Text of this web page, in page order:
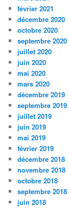
février 2021
décembre 2020
octobre 2020
septembre 2020
juillet 2020
juin 2020
mai 2020
mars 2020
décembre 2019
septembre 2019
juillet 2019
juin 2019
mai 2019
février 2019
décembre 2018
novembre 2018
octobre 2018
septembre 2018
juin 2018